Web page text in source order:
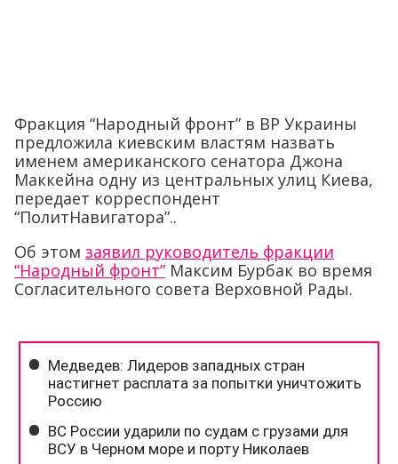
Фракция “Народный фронт” в ВР Украины
предложила киевским властям назвать
именем американского сенатора Джона
Маккейна одну из центральных улиц Киева,
передает корреспондент
“ПолитНавигатора”..
Об этом заявил руководитель фракции
“Народный фронт” Максим Бурбак во время
Согласительного совета Верховной Рады.